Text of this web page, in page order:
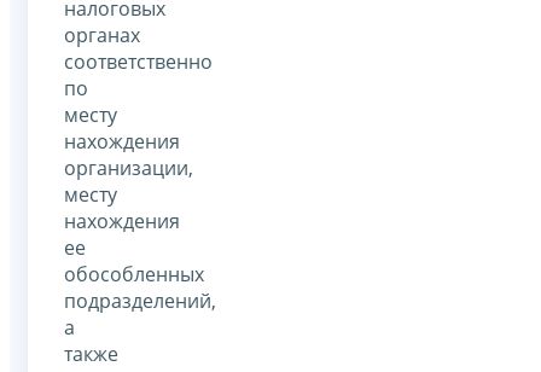
налоговых
органах
соответственно
по
месту
нахождения
организации,
месту
нахождения
ее
обособленных
подразделений,
а
также